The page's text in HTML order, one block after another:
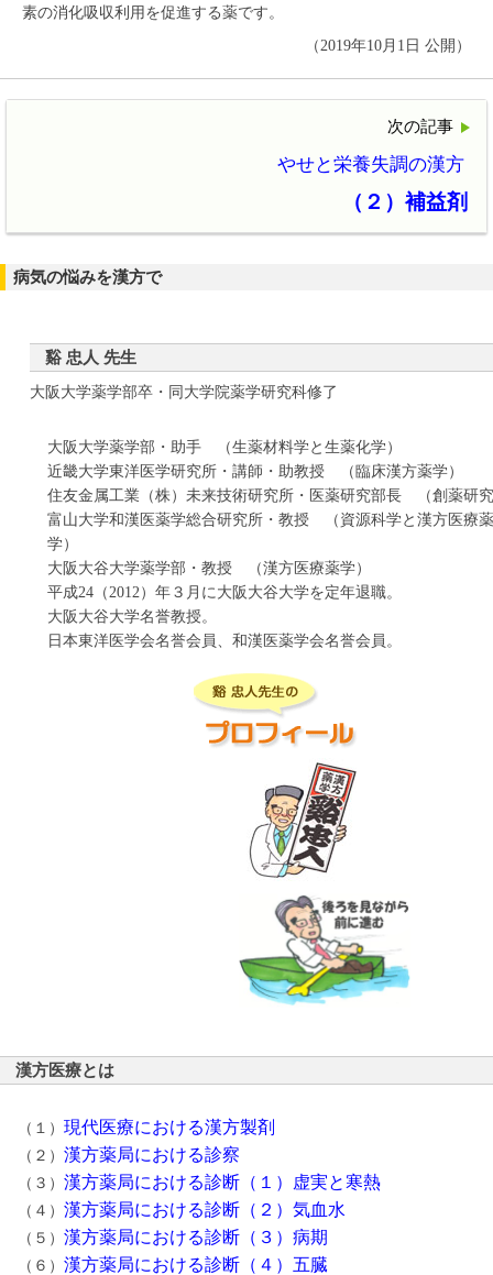
素の消化吸収利用を促進する薬です。
（2019年10月1日 公開）
次の記事
やせと栄養失調の漢方
（２）補益剤
病気の悩みを漢方で
谿 忠人 先生
大阪大学薬学部卒・同大学院薬学研究科修了
大阪大学薬学部・助手 （生薬材料学と生薬化学）
近畿大学東洋医学研究所・講師・助教授 （臨床漢方薬学）
住友金属工業（株）未来技術研究所・医薬研究部長 （創薬研
富山大学和漢医薬学総合研究所・教授 （資源科学と漢方医療薬
学）
大阪大谷大学薬学部・教授 （漢方医療薬学）
平成24（2012）年３月に大阪大谷大学を定年退職。
大阪大谷大学名誉教授。
日本東洋医学会名誉会員、和漢医薬学会名誉会員。
漢方医療とは
（１） 現代医療における漢方製剤
（２） 漢方薬局における診察
（３） 漢方薬局における診断（１）虚実と寒熱
（４） 漢方薬局における診断（２）気血水
（５） 漢方薬局における診断（３）病期
（６） 漢方薬局における診断（４）五臓